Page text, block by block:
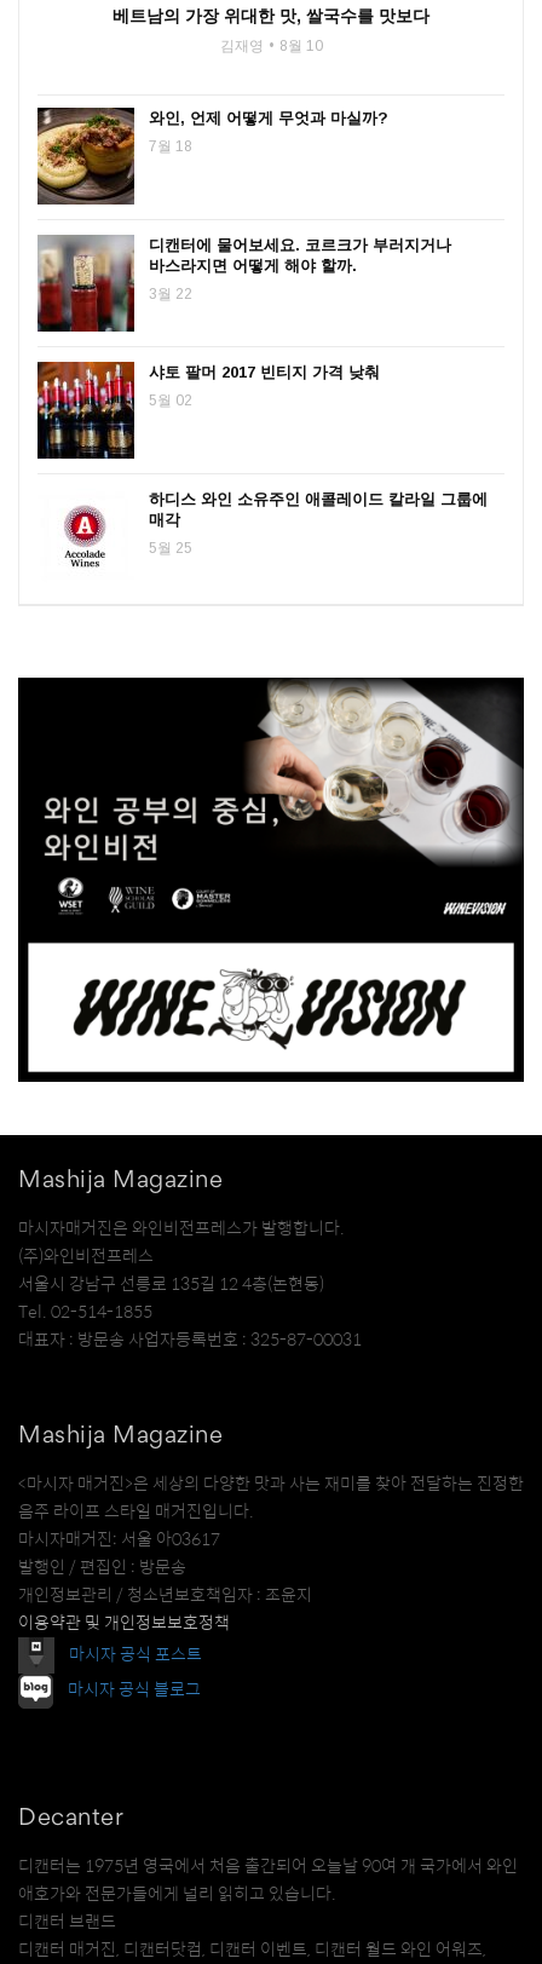
베트남의 가장 위대한 맛, 쌀국수를 맛보다
김재영 8월 10
와인, 언제 어떻게 무엇과 마실까?
7월 18
디캔터에 물어보세요. 코르크가 부러지거나
바스라지면 어떻게 해야 할까.
3월 22
샤토 팔머 2017 빈티지 가격 낮춰
5월 02
하디스 와인 소유주인 애콜레이드 칼라일 그룹에
매각
5월 25
Mashija Magazine
마시자매거진은 와인비전프레스가 발행합니다.
(주)와인비전프레스
서울시 강남구 선릉로 135길 12 4층(논현동)
Tel. 02-514-1855
대표자 : 방문송 사업자등록번호 : 325-87-00031
Mashija Magazine
<마시자 매거진>은 세상의 다양한 맛과 사는 재미를 찾아 전달하는 진정한
음주 라이프 스타일 매거진입니다.
마시자매거진: 서울 아03617
발행인 / 편집인 : 방문송
개인정보관리 / 청소년보호책임자 : 조윤지
이용약관 및 개인정보보호정책
마시자 공식 포스트
마시자 공식 블로그
Decanter
디캔터는 1975년 영국에서 처음 출간되어 오늘날 90여 개 국가에서 와인
애호가와 전문가들에게 널리 읽히고 있습니다.
디캔터 브랜드
디캔터 매거진, 디캔터닷컴, 디캔터 이벤트, 디캔터 월드 와인 어워즈,